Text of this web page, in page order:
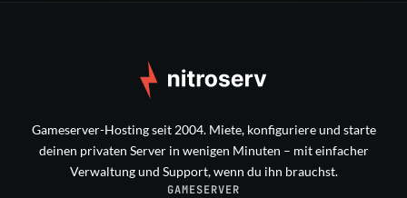
Gameserver-Hosting seit 2004. Miete, konfiguriere und starte
deinen privaten Server in wenigen Minuten – mit einfacher
Verwaltung und Support, wenn du ihn brauchst.
GAMESERVER